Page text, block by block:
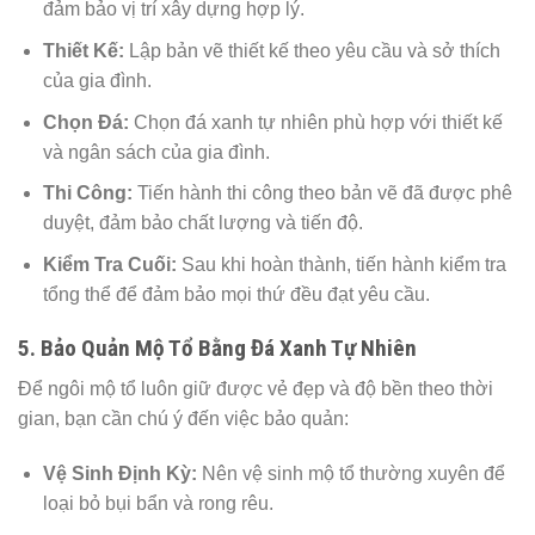
đảm bảo vị trí xây dựng hợp lý.
Thiết Kế: Lập bản vẽ thiết kế theo yêu cầu và sở thích
của gia đình.
Chọn Đá: Chọn đá xanh tự nhiên phù hợp với thiết kế
và ngân sách của gia đình.
Thi Công: Tiến hành thi công theo bản vẽ đã được phê
duyệt, đảm bảo chất lượng và tiến độ.
Kiểm Tra Cuối: Sau khi hoàn thành, tiến hành kiểm tra
tổng thể để đảm bảo mọi thứ đều đạt yêu cầu.
5. Bảo Quản Mộ Tổ Bằng Đá Xanh Tự Nhiên
Để ngôi mộ tổ luôn giữ được vẻ đẹp và độ bền theo thời
gian, bạn cần chú ý đến việc bảo quản:
Vệ Sinh Định Kỳ: Nên vệ sinh mộ tổ thường xuyên để
loại bỏ bụi bẩn và rong rêu.